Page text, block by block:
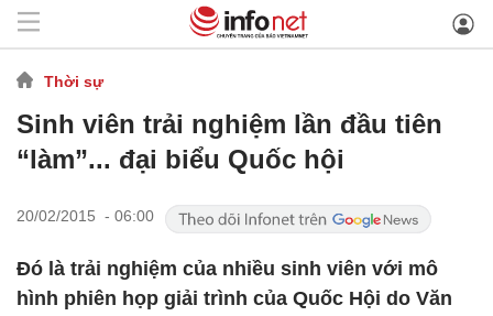
Thời sự
Sinh viên trải nghiệm lần đầu tiên
“làm”... đại biểu Quốc hội
20/02/2015 - 06:00
Đó là trải nghiệm của nhiều sinh viên với mô
hình phiên họp giải trình của Quốc Hội do Văn